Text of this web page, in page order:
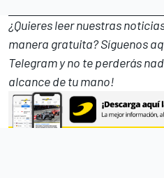
¿Quieres leer nuestras
manera gratuita? Síguenos
Telegramy no te perderás
alcance de tu mano!